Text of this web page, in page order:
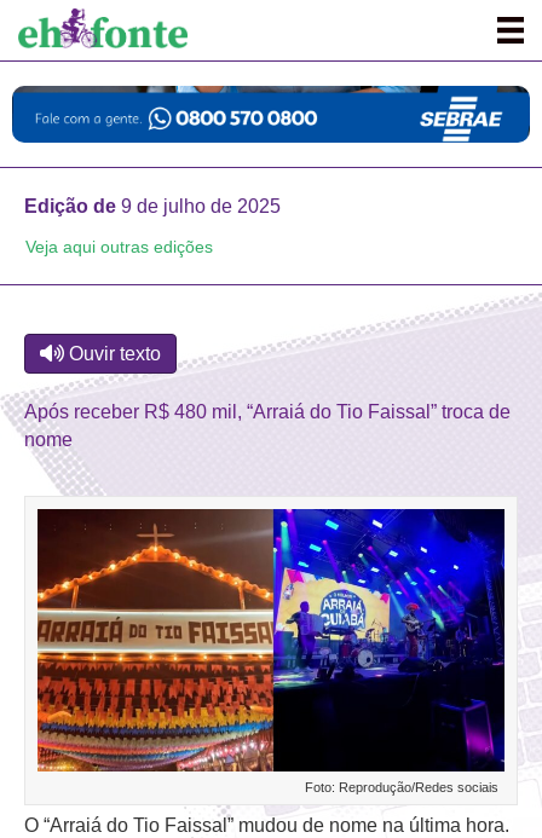
Edição de 9 de julho de 2025
Veja aqui outras edições
Ouvir texto
Após receber R$ 480 mil, “Arraiá do Tio Faissal” troca de
nome
Foto: Reprodução/Redes sociais
O “Arraiá do Tio Faissal” mudou de nome na última hora.